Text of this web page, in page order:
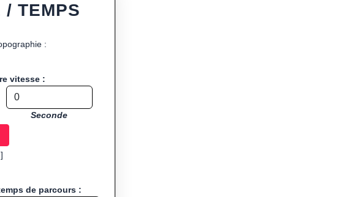
/ TEMPS
:
vitesse :
Seconde
de parcours :